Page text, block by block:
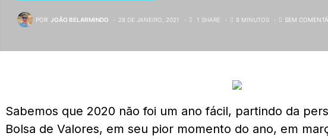
POR JOÃO BELARMINDO 28 DE JANEIRO, 2021 1 SHARE 8 MINUTOS SEM
Sabemos que 2020 não foi um ano fácil, partindo da
Bolsa de Valores, em seu pior momento do ano, em